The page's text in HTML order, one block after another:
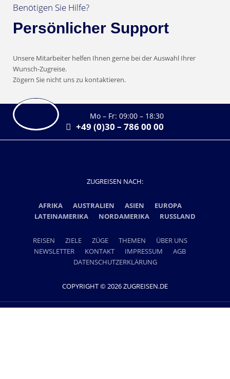
Benötigen Sie Hilfe?
Persönlicher Support
Unsere Mitarbeiter helfen Ihnen gerne bei der Auswahl Ihrer
Wunsch-Zugreise.
Zögern Sie nicht uns zu kontaktieren.
Mo – Fr: 09:00 – 18:30
+49 (0)30 – 786 00 00
ZUGREISEN NACH:
AFRIKA AUSTRALIEN ASIEN
EUROPA
LATEINAMERIKA
NORDAMERIKA RUSSLAND
REISEN ZIELE ZÜGE THEMEN
ÜBER UNS
NEWSLETTER
KONTAKT IMPRESSUM
AGB
DATENSCHUTZERKLÄRUNG
COPYRIGHT © 2026 ZUGREISEN.DE